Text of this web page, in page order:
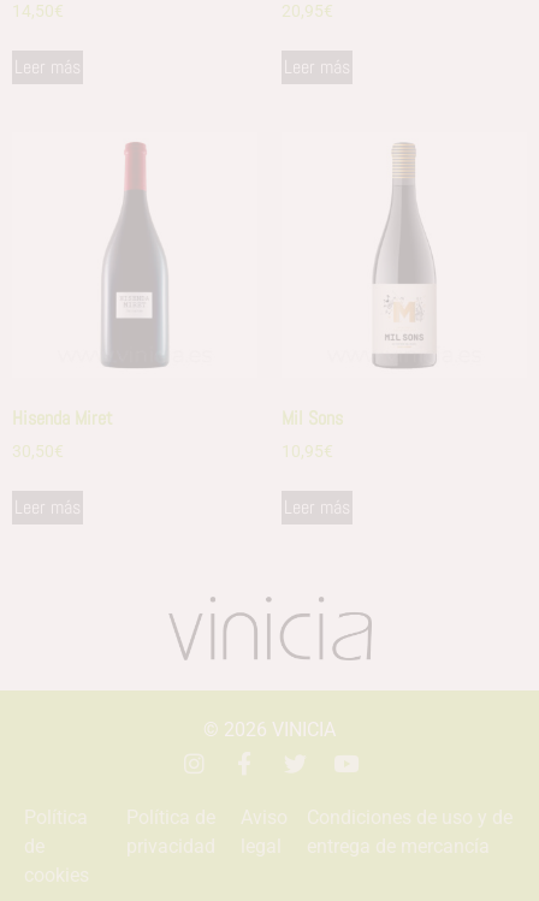
14,50€
Leer más
20,95€
Leer más
Hisenda Miret
30,50€
Leer más
Mil Sons
10,95€
Leer más
© 2026 VINICIA
Política
de
cookies
Política de
privacidad
Aviso
legal
Condiciones de uso y de
entrega de mercancía